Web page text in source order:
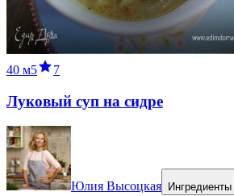
40 м5 7
Луковый суп на сидре
Юлия Высоцкая Ингредиенты